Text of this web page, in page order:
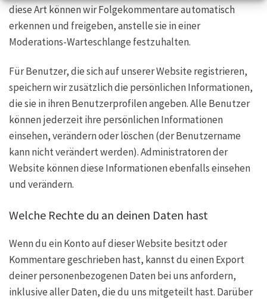
diese Art können wir Folgekommentare automatisch
erkennen und freigeben, anstelle sie in einer
Moderations-Warteschlange festzuhalten.
Für Benutzer, die sich auf unserer Website registrieren,
speichern wir zusätzlich die persönlichen Informationen,
die sie in ihren Benutzerprofilen angeben. Alle Benutzer
können jederzeit ihre persönlichen Informationen
einsehen, verändern oder löschen (der Benutzername
kann nicht verändert werden). Administratoren der
Website können diese Informationen ebenfalls einsehen
und verändern.
Welche Rechte du an deinen Daten hast
Wenn du ein Konto auf dieser Website besitzt oder
Kommentare geschrieben hast, kannst du einen Export
deiner personenbezogenen Daten bei uns anfordern,
inklusive aller Daten, die du uns mitgeteilt hast. Darüber